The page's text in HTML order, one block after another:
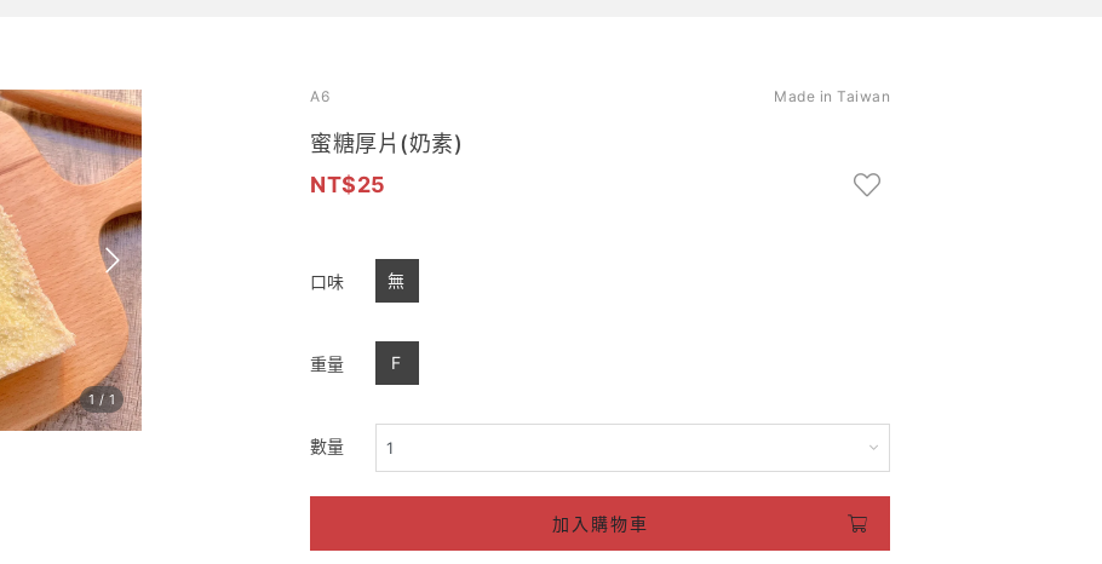
1 /1
A6 Made in Taiwan
蜜糖厚片(奶素)
25
口味 無
重量 F
數量
加入購物車